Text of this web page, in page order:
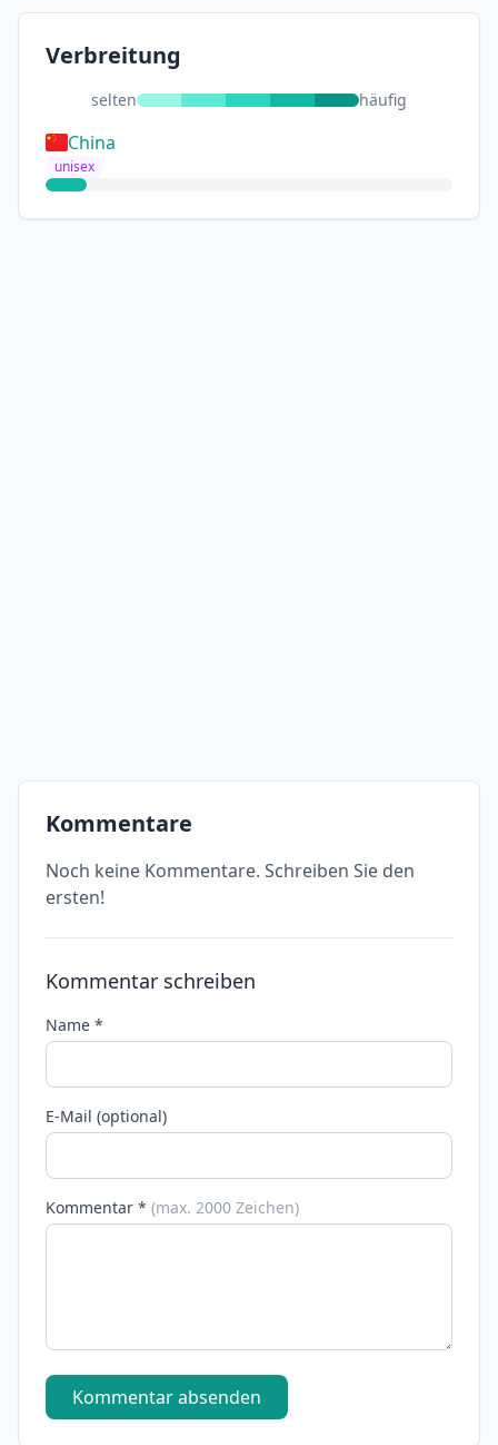
Verbreitung
selten häufig
China
unisex
Kommentare
Noch keine Kommentare. Schreiben Sie den
ersten!
Kommentar schreiben
Name *
E-Mail (optional)
Kommentar * (max. 2000 Zeichen)
Kommentar absenden